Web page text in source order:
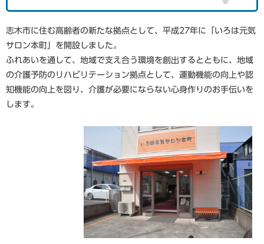
志木市に住む高齢者の新たな拠点として、平成27年に「いろは元気
サロン本町」を開設しました。
ふれあいを通して、地域で支え合う環境を創出するとともに、地域
の介護予防のリハビリテーション拠点として、運動機能の向上や認
知機能の向上を図り、介護が必要にならない心身作りのお手伝いを
します。